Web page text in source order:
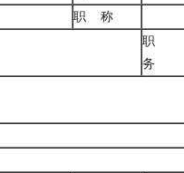
职 称
职
务